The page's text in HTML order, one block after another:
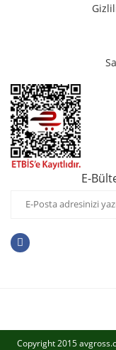
E-
Copyright 2015